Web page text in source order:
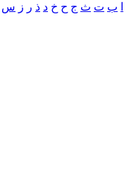
ب ت ث ج ح خ د ذ ر ز س